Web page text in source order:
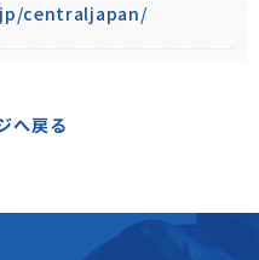
centraljapan/
へ戻る